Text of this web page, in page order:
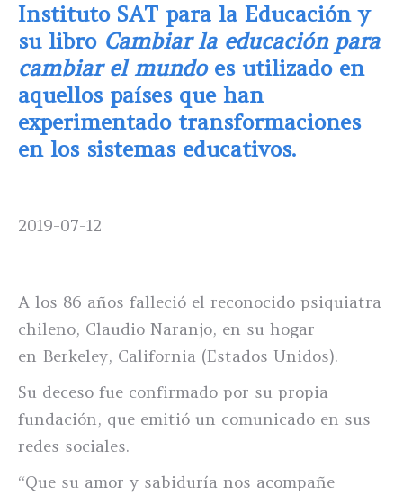
Instituto SAT para la Educación y
su libro Cambiar la educación para
cambiar el mundoes utilizado en
aquellos países que han
experimentado transformaciones
en los sistemas educativos.
2019-07-12
A los 86 años falleció el reconocido psiquiatra
chileno, Claudio Naranjo, en su hogar
en Berkeley, California (Estados Unidos).
Su deceso fue confirmado por su propia
fundación, que emitió un comunicado en sus
redes sociales.
“Que su amor y sabiduría nos acompañe